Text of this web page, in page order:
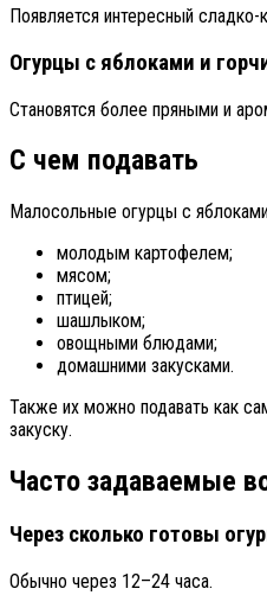
Появляется интересный сладко-
Огурцы с яблоками и
Становятся более пряными и
С чем подавать
Малосольные огурцы с
молодым картофелем;
мясом;
птицей;
шашлыком;
овощными блюдами;
домашними закусками.
Также их можно подавать как
закуску.
Часто задаваемые
Через сколько готовы
Обычно через 12–24 часа.